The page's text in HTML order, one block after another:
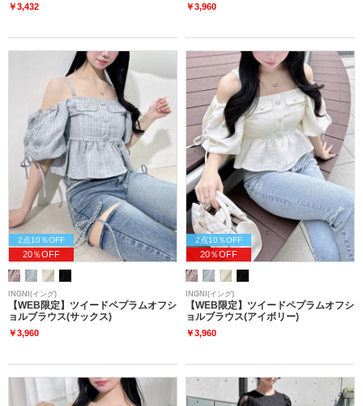
￥3,432 ￥3,960
2点10％OFF
20％OFF
INGNI(イング)
【WEB限定】ツイードペプラムオフシ
ョルブラウス(サックス)
￥3,960
2点10％OFF
20％OFF
INGNI(イング)
【WEB限定】ツイードペプラムオフシ
ョルブラウス(アイボリー)
￥3,960